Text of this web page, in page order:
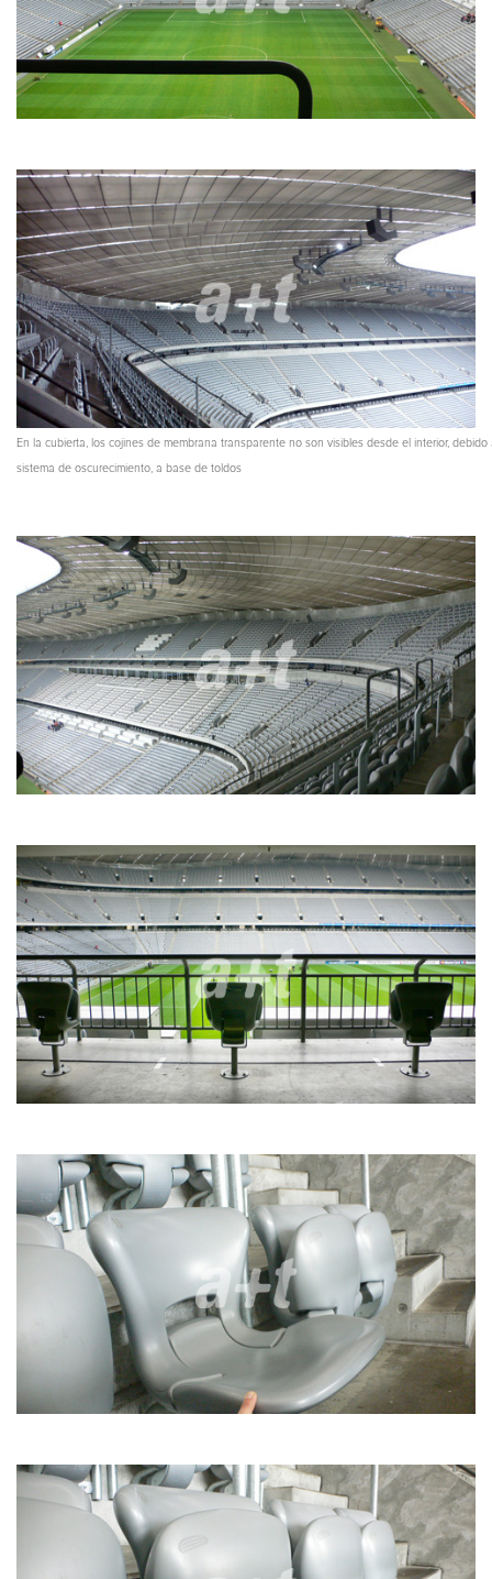
En la cubierta, los cojines de membrana transparente no son visibles desde el interior, debido
sistema de oscurecimiento, a base de toldos